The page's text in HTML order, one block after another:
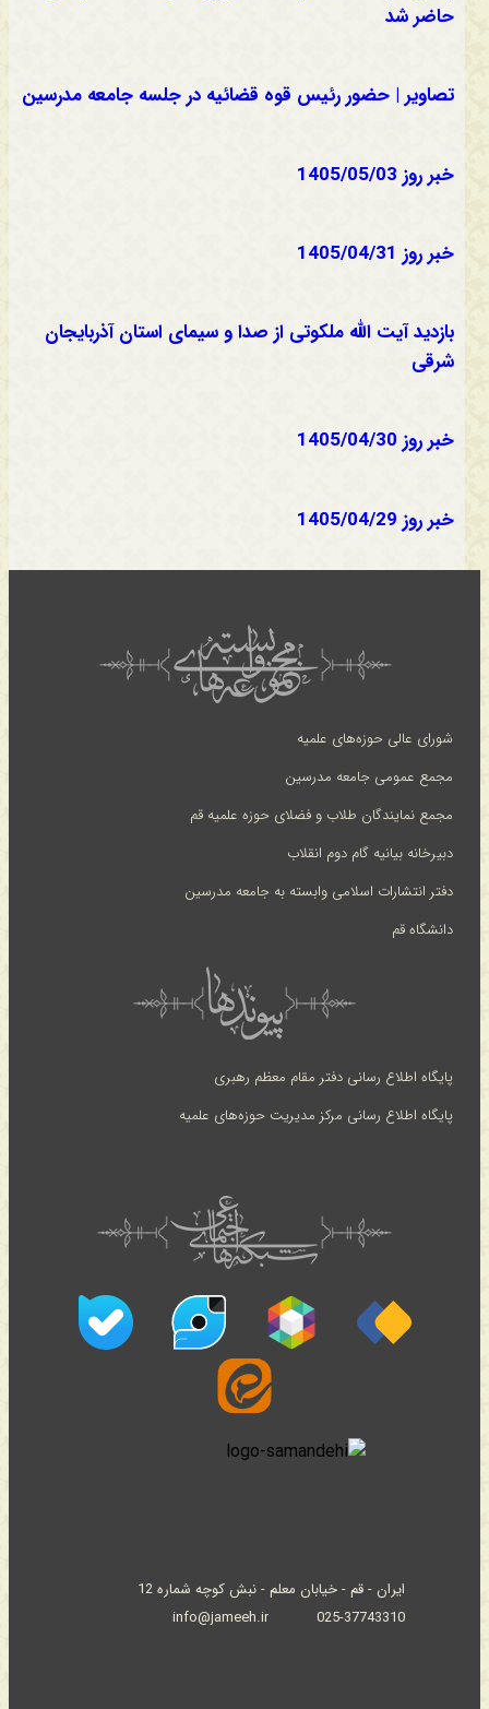
حاضر شد
تصاویر | حضور رئیس قوه قضائیه در جلسه جامعه مدرسین
خبر روز 1405/05/03
خبر روز 1405/04/31
بازدید آیت الله ملکوتی از صدا و سیمای استان آذربایجان
شرقی
خبر روز 1405/04/30
خبر روز 1405/04/29
شورای عالی حوزه‌های علمیه
مجمع عمومی جامعه مدرسین
مجمع نمایندگان طلاب و فضلای حوزه علمیه قم
دبیرخانه بیانیه گام دوم انقلاب
دفتر انتشارات اسلامی وابسته به جامعه مدرسین
دانشگاه قم
پایگاه اطلاع رسانی دفتر مقام معظم رهبری
پایگاه اطلاع رسانی مرکز مدیریت حوزه‌های علمیه
ایران - قم - خیابان معلم - نبش کوچه شماره 12
025-37743310
info@jameeh.ir